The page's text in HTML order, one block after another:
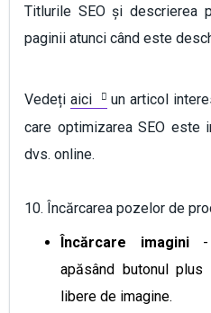
Titlurile SEO și descrierea
paginii atunci când este
Vedeți aici
un articol
care optimizarea SEO este
dvs. online.
10. Încărcarea pozelor de
Încărcare imagini
apăsând butonul
libere de imagine.